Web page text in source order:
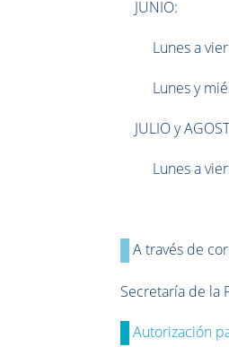
JUNIO:
Lunes a
Lunes y
JULIO y
Lunes a
A través de
Secretaría de la
Autorización